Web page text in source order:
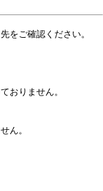
をご確認ください。
おりません。
ん。